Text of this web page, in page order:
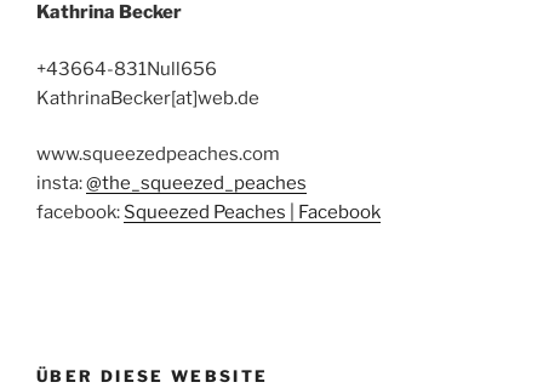
Kathrina Becker
+43664-831Null656
KathrinaBecker[at]web.de
www.squeezedpeaches.com
insta:@the_squeezed_peaches
facebook: Squeezed Peaches | Facebook
ÜBER DIESE WEBSITE